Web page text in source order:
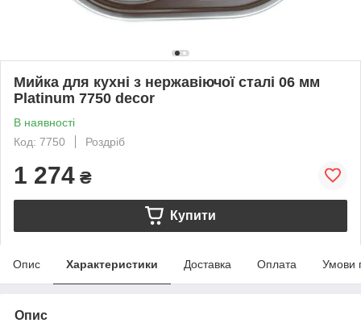
Мийка для кухні з нержавіючої сталі 06 мм
Platinum 7750 decor
В наявності
Код: 7750
Роздріб
1 274 ₴
Купити
Опис Характеристики Доставка Оплата Умови
Опис